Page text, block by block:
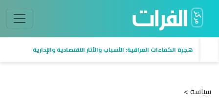
السيادة في العراق من منظور اقتصادي
سياسة >